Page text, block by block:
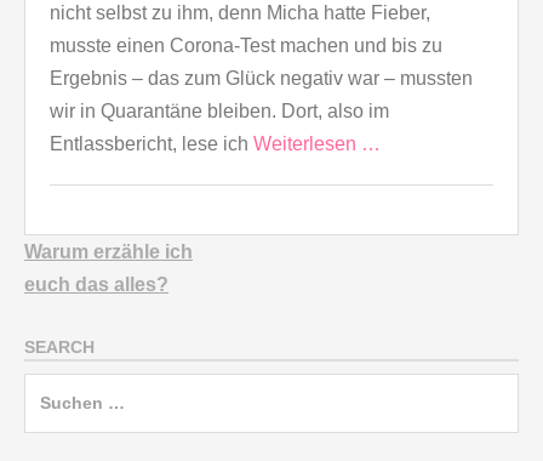
nicht selbst zu ihm, denn Micha hatte Fieber,
musste einen Corona-Test machen und bis zu
Ergebnis – das zum Glück negativ war – mussten
wir in Quarantäne bleiben. Dort, also im
Entlassbericht, lese ich Weiterlesen …
Warum erzähle ich
euch das alles?
SEARCH